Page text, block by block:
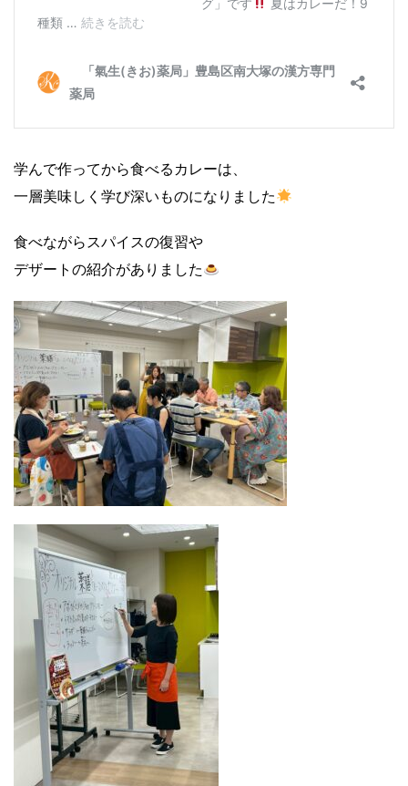
学んで作ってから食べるカレーは、
一層美味しく学び深いものになりました
食べながらスパイスの復習や
デザートの紹介がありました